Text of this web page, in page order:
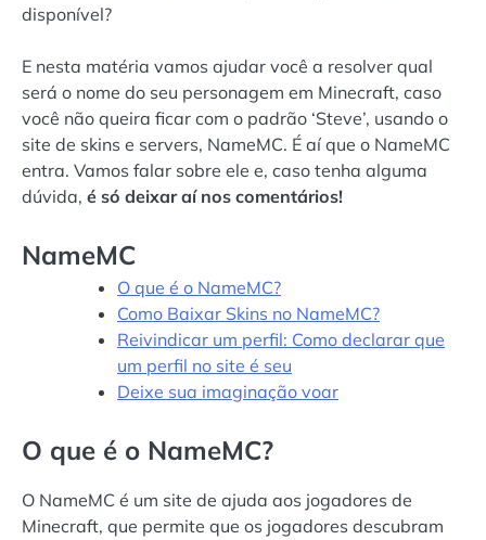
disponível?
E nesta matéria vamos ajudar você a resolver qual
será o nome do seu personagem em Minecraft, caso
você não queira ficar com o padrão ‘Steve’, usando o
site de skins e servers, NameMC. É aí que o NameMC
entra. Vamos falar sobre ele e, caso tenha alguma
dúvida, é só deixar aí nos comentários!
NameMC
O que é o NameMC?
Como Baixar Skins no NameMC?
Reivindicar um perfil: Como declarar que
um perfil no site é seu
Deixe sua imaginação voar
O que é o NameMC?
O NameMC é um site de ajuda aos jogadores de
Minecraft, que permite que os jogadores descubram